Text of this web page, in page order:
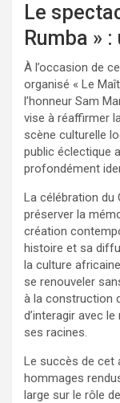
Le
Rumba »
À l’occasion de
organisé « Le
l’honneur Sam
vise à réaffirmer
scène culturelle
public éclectique
profondément
La célébration du
préserver la
création
histoire et sa
la culture
se renouveler
à la construction
d’interagir avec
ses racines.
Le succès de cet
hommages
large sur le rôle